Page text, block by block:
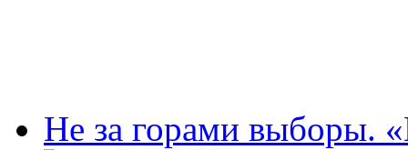
Не за горами выборы.